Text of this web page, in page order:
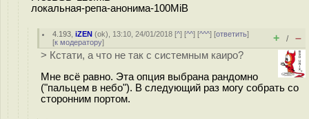
локальная-репа-анонима-100MiB
4.193 ,iZEN (ok), 13:10, 24/01/2018 [^] [^^] [^^^] [ответить]
[к модератору] + / –
> Кстати, а что не так с системным каиро?
Мне всё равно. Эта опция выбрана рандомно
("пальцем в небо"). В следующий раз могу собрать со
сторонним портом.